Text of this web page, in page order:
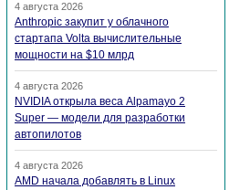
4 августа 2026
Anthropic закупит у облачного
стартапа Volta вычислительные
мощности на $10 млрд
4 августа 2026
NVIDIA открыла веса Alpamayo 2
Super — модели для разработки
автопилотов
4 августа 2026
AMD начала добавлять в Linux